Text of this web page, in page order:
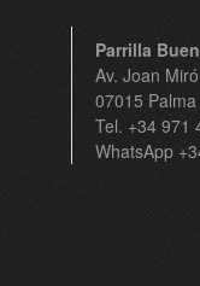
Parrilla
Av. Joan
07015
Tel. +34 971
WhatsApp